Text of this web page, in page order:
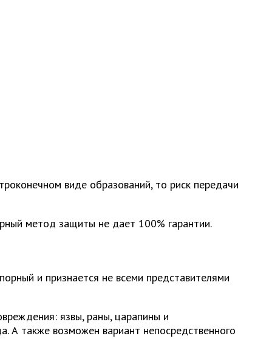
виде образований, то риск передачи
метод защиты не дает 100% гарантии.
и признается не всеми представителями
язвы, раны, царапины и
А также возможен вариант непосредственного